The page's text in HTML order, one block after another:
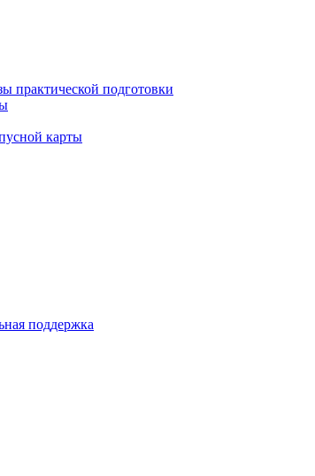
практической подготовки
карты
поддержка